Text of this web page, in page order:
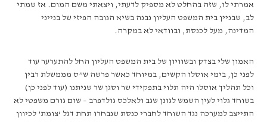
אמרתי לו, שזה בהחלט לא מספיק לדעתי, ויצאתי משם המום. אז שמתי
לב, שבניין בית המשפט העליון נבנה בשיא הגובה הפיזי של בנייני
המדינה, מעל לכנסת, ובוודאי לא במקרה.
האמון שלי בצדק ובשוויון של בית המשפט העליון החל להתערער עוד
לפני כן, בימי אוסלו הקשים, במיוחד כאשר פרשה ש”ס מממשלת רבין
וכל תהליך אוסלו היה תלוי בתפקידי שר וסגן שר שניתנו (עוד לפני כן)
בשוחד גלוי לעין השמש לגונן שגב ולאלכס גולדפרב – שום גורם משפטי לא
התייצב למערכה נגד השוחד לחברי כנסת שנבחרו תחת דגל ‘צומת’ לכיוון